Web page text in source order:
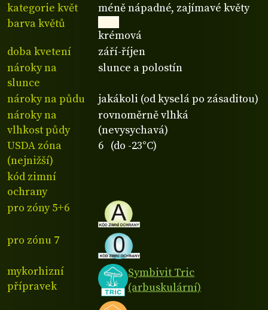
kategorie květ
méně nápadné, zajímavé květy
barva květů
krémová
doba kvetení
září-říjen
nároky na
slunce
slunce a polostín
nároky na půdu
jakákoli (od kyselá po zásaditou)
nároky na
vlhkost půdy
rovnoměrně vlhká
(nevysychavá)
USDA zóna
(nejnižší)
6 (do -23°C)
kód zimní
ochrany
pro zóny 5+6
pro zónu 7
mykorhizní
přípravek
Symbivit Tric
(arbuskulární)